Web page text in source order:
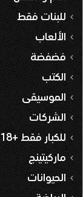
للبنات فقط
الألعاب
فضفضة
الكتب
الموسيقى
الشركات
للكبار فقط +18
ماركيتينج
الحيوانات